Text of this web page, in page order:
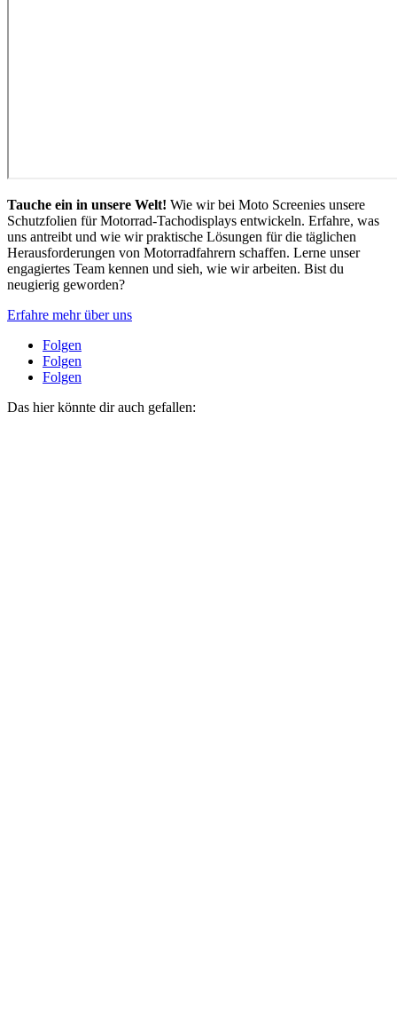
Tauche ein in unsere Welt! Wie wir bei Moto Screenies unsere
Schutzfolien für Motorrad-Tachodisplays entwickeln. Erfahre, was
uns antreibt und wie wir praktische Lösungen für die täglichen
Herausforderungen von Motorradfahrern schaffen. Lerne unser
engagiertes Team kennen und sieh, wie wir arbeiten. Bist du
neugierig geworden?
Erfahre mehr über uns
Folgen
Folgen
Folgen
Das hier könnte dir auch gefallen: